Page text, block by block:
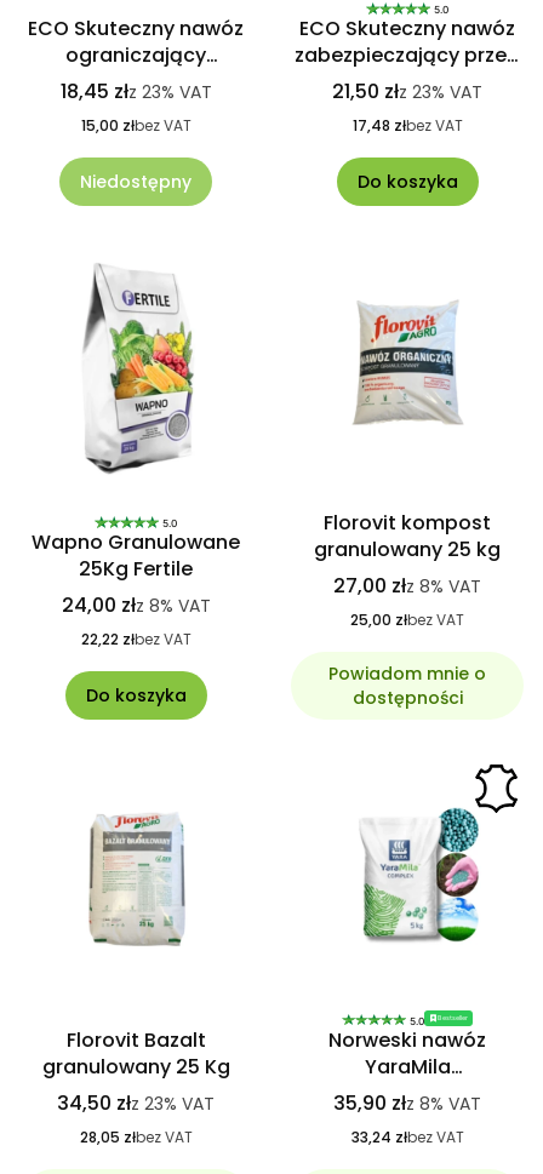
ECO Skuteczny nawóz
ograniczający
powstawanie kretowisk
18,45 złz 23% VAT
15,00 złbez VAT
Niedostępny
5.0
ECO Skuteczny nawóz
zabezpieczający przed
bytowaniem ślimaków
21,50 złz 23% VAT
17,48 złbez VAT
Do koszyka
5.0
Wapno Granulowane
25Kg Fertile
24,00 złz 8% VAT
22,22 złbez VAT
Do koszyka
Florovit kompost
granulowany 25 kg
27,00 złz 8% VAT
25,00 złbez VAT
Powiadom mnie o
dostępności
Florovit Bazalt
granulowany 25 Kg
34,50 złz 23% VAT
28,05 złbez VAT
5.0 Bestseller
Norweski nawóz
YaraMila
HYDROCOMPLEX 5 Kg
idealny na trawniki
35,90 złz 8% VAT
33,24 złbez VAT